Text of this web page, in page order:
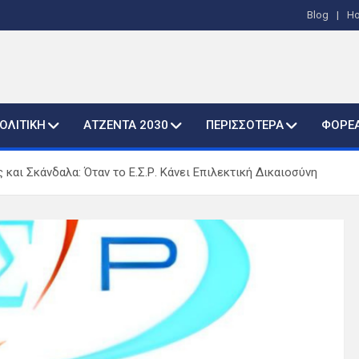
Blog
ΑΤΖΕΝΤΑ 2030 ΠΕΡΙΣΣΟΤΕΡΑ
Σκάνδαλα: Όταν το Ε.Σ.Ρ. Κάνει Επιλεκτική Δικαιοσύνη